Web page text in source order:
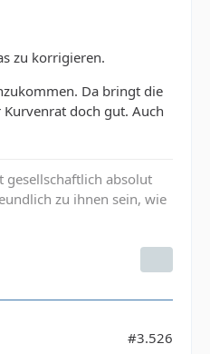
zu korrigieren.
Da bringt die
doch gut. Auch
gesellschaftlich absolut
zu ihnen sein, wie
#3.526